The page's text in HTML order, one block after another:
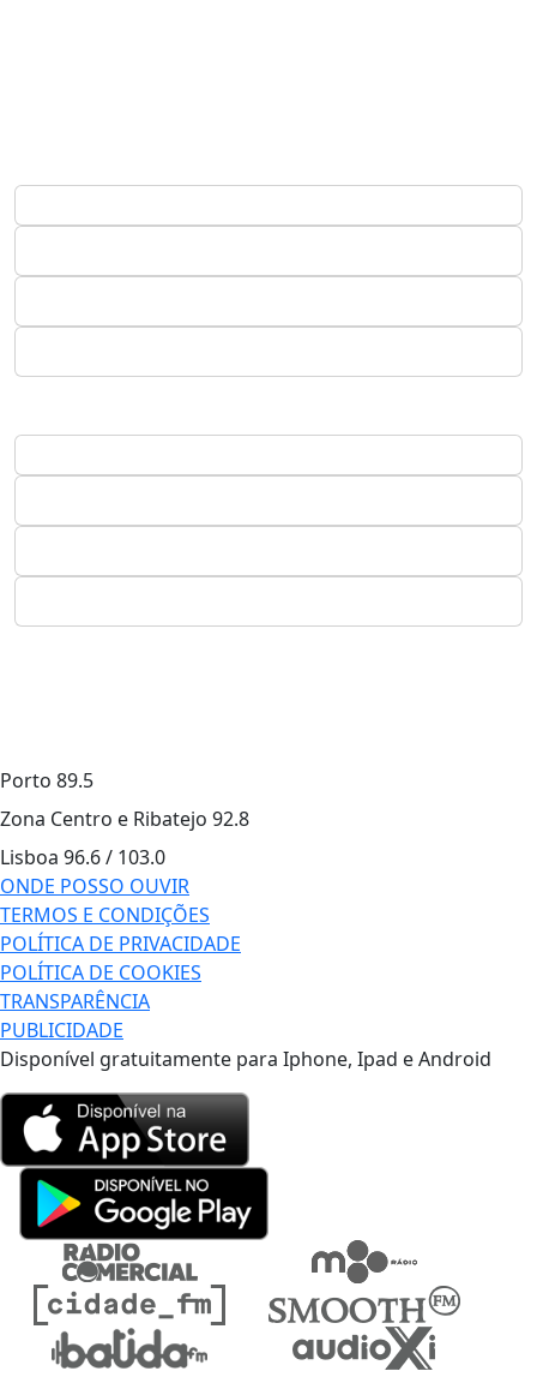
Porto 89.5
Zona Centro e Ribatejo 92.8
Lisboa 96.6 / 103.0
ONDE POSSO OUVIR
TERMOS E CONDIÇÕES
POLÍTICA DE PRIVACIDADE
POLÍTICA DE COOKIES
TRANSPARÊNCIA
PUBLICIDADE
Disponível gratuitamente para Iphone, Ipad e Android